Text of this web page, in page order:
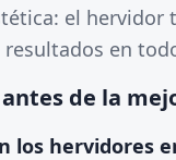
el hervidor
en
de la
los hervidores